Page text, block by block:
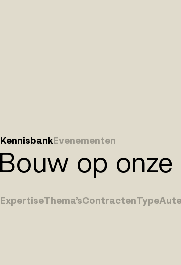
KennisbankEvenementen
Bouw op onze
ExpertiseThema’sContractenType